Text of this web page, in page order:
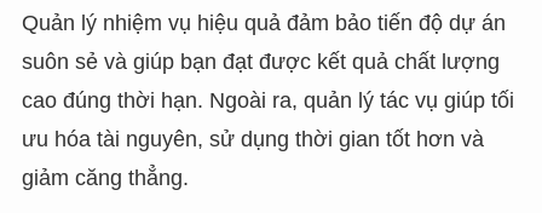
Quản lý nhiệm vụ hiệu quả đảm bảo tiến độ dự án
suôn sẻ và giúp bạn đạt được kết quả chất lượng
cao đúng thời hạn. Ngoài ra, quản lý tác vụ giúp tối
ưu hóa tài nguyên, sử dụng thời gian tốt hơn và
giảm căng thẳng.